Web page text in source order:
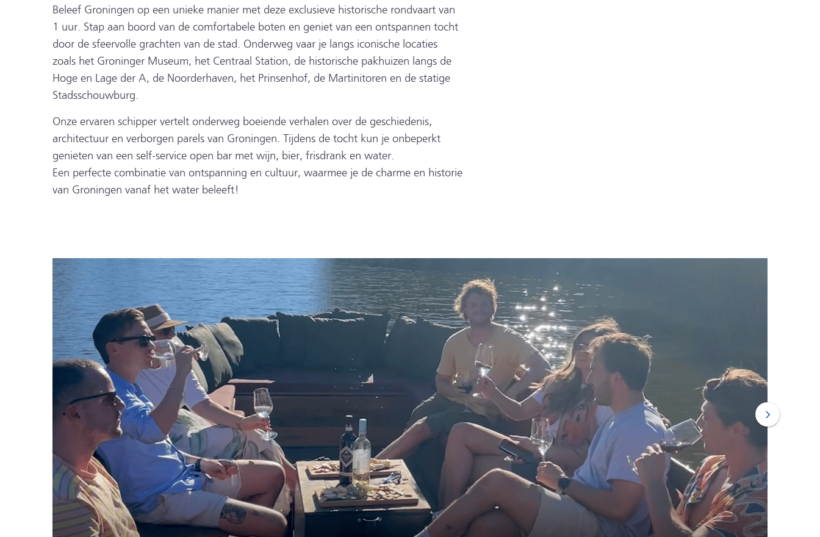
Beleef Groningen op een unieke manier met deze exclusieve historische rondvaart van
1 uur. Stap aan boord van de comfortabele boten en geniet van een ontspannen tocht
door de sfeervolle grachten van de stad. Onderweg vaar je langs iconische locaties
zoals het Groninger Museum, het Centraal Station, de historische pakhuizen langs de
Hoge en Lage der A, de Noorderhaven, het Prinsenhof, de Martinitoren en de statige
Stadsschouwburg.
Onze ervaren schipper vertelt onderweg boeiende verhalen over de geschiedenis,
architectuur en verborgen parels van Groningen. Tijdens de tocht kun je onbeperkt
genieten van een self-service open bar met wijn, bier, frisdrank en water.
Een perfecte combinatie van ontspanning en cultuur, waarmee je de charme en historie
van Groningen vanaf het water beleeft!